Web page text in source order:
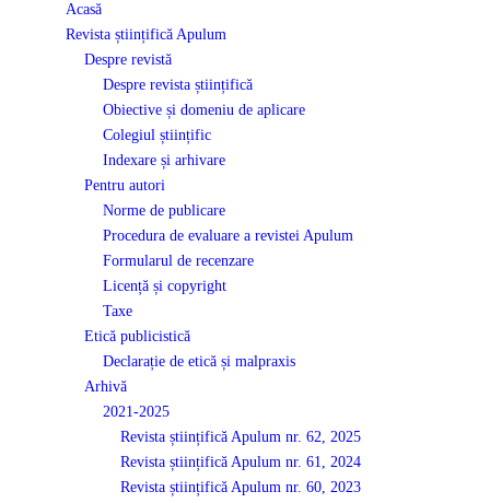
Acasă
Revista științifică Apulum
Despre revistă
Despre revista științifică
Obiective și domeniu de aplicare
Colegiul științific
Indexare și arhivare
Pentru autori
Norme de publicare
Procedura de evaluare a revistei Apulum
Formularul de recenzare
Licență și copyright
Taxe
Etică publicistică
Declarație de etică și malpraxis
Arhivă
2021-2025
Revista științifică Apulum nr. 62, 2025
Revista științifică Apulum nr. 61, 2024
Revista științifică Apulum nr. 60, 2023